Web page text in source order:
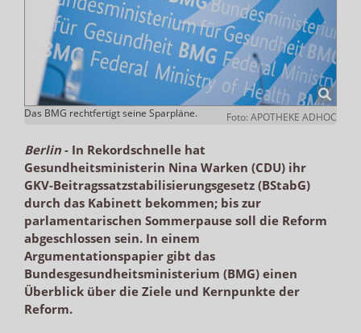
Das BMG rechtfertigt seine Sparpläne. Foto: APOTHEKE ADHOC
Berlin- In Rekordschnelle hat
Gesundheitsministerin Nina Warken (CDU) ihr
GKV-Beitragssatzstabilisierungsgesetz (BStabG)
durch das Kabinett bekommen; bis zur
parlamentarischen Sommerpause soll die Reform
abgeschlossen sein. In einem
Argumentationspapier gibt das
Bundesgesundheitsministerium (BMG) einen
Überblick über die Ziele und Kernpunkte der
Reform.